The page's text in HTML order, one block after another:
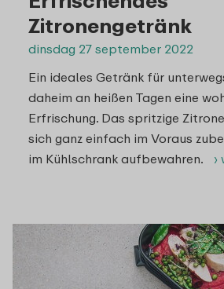
Zitronengetränk
dinsdag 27 september 2022
Ein ideales Getränk für
daheim an heißen Tagen eine
Erfrischung. Das spritzige
sich ganz einfach im Voraus
im Kühlschrank aufbewahren.